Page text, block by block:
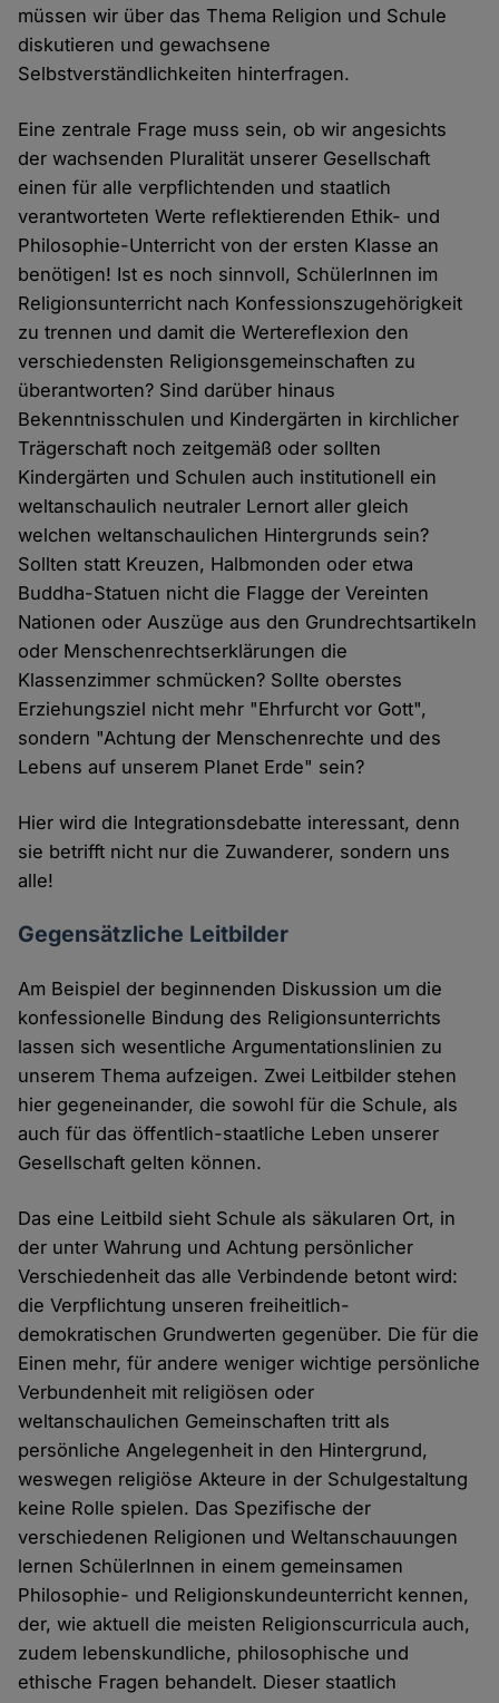
müssen wir über das Thema Religion und Schule
diskutieren und gewachsene
Selbstverständlichkeiten hinterfragen.
Eine zentrale Frage muss sein, ob wir angesichts
der wachsenden Pluralität unserer Gesellschaft
einen für alle verpflichtenden und staatlich
verantworteten Werte reflektierenden Ethik- und
Philosophie-Unterricht von der ersten Klasse an
benötigen! Ist es noch sinnvoll, SchülerInnen im
Religionsunterricht nach Konfessionszugehörigkeit
zu trennen und damit die Wertereflexion den
verschiedensten Religionsgemeinschaften zu
überantworten? Sind darüber hinaus
Bekenntnisschulen und Kindergärten in kirchlicher
Trägerschaft noch zeitgemäß oder sollten
Kindergärten und Schulen auch institutionell ein
weltanschaulich neutraler Lernort aller gleich
welchen weltanschaulichen Hintergrunds sein?
Sollten statt Kreuzen, Halbmonden oder etwa
Buddha-Statuen nicht die Flagge der Vereinten
Nationen oder Auszüge aus den Grundrechtsartikeln
oder Menschenrechtserklärungen die
Klassenzimmer schmücken? Sollte oberstes
Erziehungsziel nicht mehr "Ehrfurcht vor Gott",
sondern "Achtung der Menschenrechte und des
Lebens auf unserem Planet Erde" sein?
Hier wird die Integrationsdebatte interessant, denn
sie betrifft nicht nur die Zuwanderer, sondern uns
alle!
Gegensätzliche Leitbilder
Am Beispiel der beginnenden Diskussion um die
konfessionelle Bindung des Religionsunterrichts
lassen sich wesentliche Argumentationslinien zu
unserem Thema aufzeigen. Zwei Leitbilder stehen
hier gegeneinander, die sowohl für die Schule, als
auch für das öffentlich-staatliche Leben unserer
Gesellschaft gelten können.
Das eine Leitbild sieht Schule als säkularen Ort, in
der unter Wahrung und Achtung persönlicher
Verschiedenheit das alle Verbindende betont wird:
die Verpflichtung unseren freiheitlich-
demokratischen Grundwerten gegenüber. Die für die
Einen mehr, für andere weniger wichtige persönliche
Verbundenheit mit religiösen oder
weltanschaulichen Gemeinschaften tritt als
persönliche Angelegenheit in den Hintergrund,
weswegen religiöse Akteure in der Schulgestaltung
keine Rolle spielen. Das Spezifische der
verschiedenen Religionen und Weltanschauungen
lernen SchülerInnen in einem gemeinsamen
Philosophie- und Religionskundeunterricht kennen,
der, wie aktuell die meisten Religionscurricula auch,
zudem lebenskundliche, philosophische und
ethische Fragen behandelt. Dieser staatlich